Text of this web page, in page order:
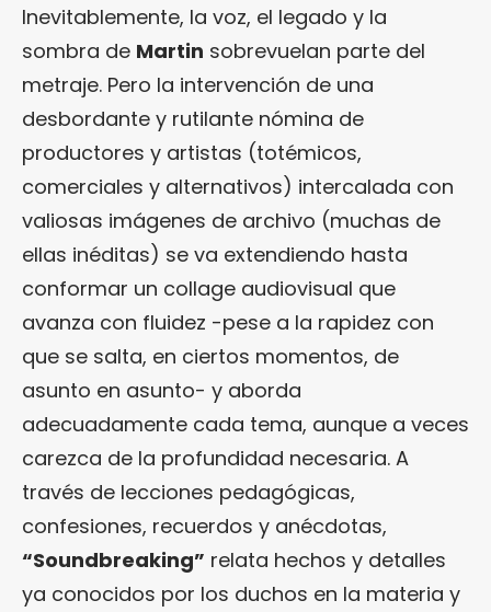
Inevitablemente, la voz, el legado y la
sombra de Martin sobrevuelan parte del
metraje. Pero la intervención de una
desbordante y rutilante nómina de
productores y artistas (totémicos,
comerciales y alternativos) intercalada con
valiosas imágenes de archivo (muchas de
ellas inéditas) se va extendiendo hasta
conformar un collage audiovisual que
avanza con fluidez -pese a la rapidez con
que se salta, en ciertos momentos, de
asunto en asunto- y aborda
adecuadamente cada tema, aunque a veces
carezca de la profundidad necesaria. A
través de lecciones pedagógicas,
confesiones, recuerdos y anécdotas,
“Soundbreaking” relata hechos y detalles
ya conocidos por los duchos en la materia y